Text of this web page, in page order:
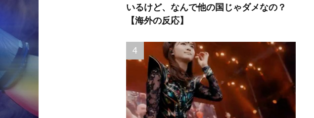
いるけど、なんで他の国じゃダメなの？
【海外の反応】